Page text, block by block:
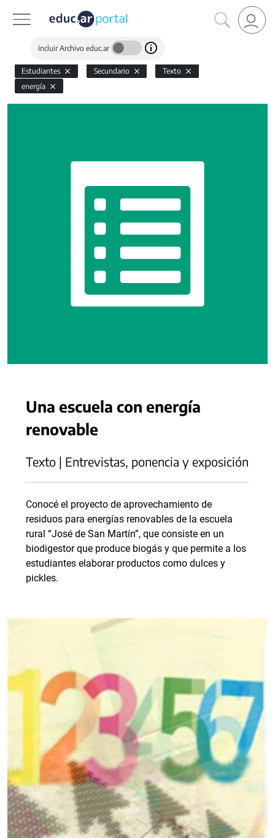
Incluir Archivo educ.ar
Estudiantes Secundario
Texto
energía
Una escuela con energía
renovable
Texto | Entrevistas, ponencia y exposición
Conocé el proyecto de aprovechamiento de
residuos para energías renovables de la escuela
rural “José de San Martín”, que consiste en un
biodigestor que produce biogás y que permite a los
estudiantes elaborar productos como dulces y
pickles.